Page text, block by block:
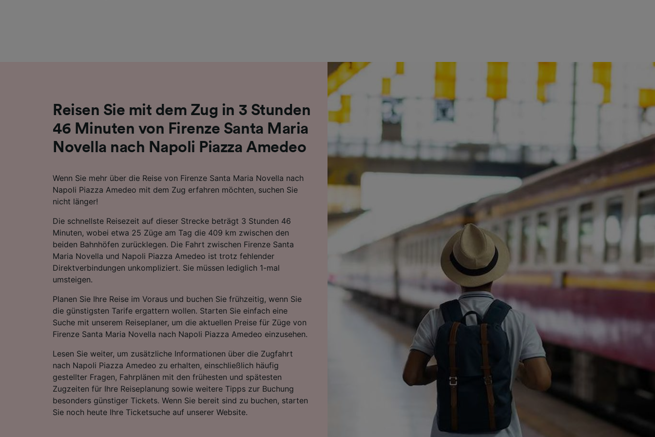
Reisen Sie mit dem Zug in 3 Stunden
46 Minuten von Firenze Santa Maria
Novella nach Napoli Piazza Amedeo
Wenn Sie mehr über die Reise von Firenze Santa Maria Novella nach
Napoli Piazza Amedeo mit dem Zug erfahren möchten, suchen Sie
nicht länger!
Die schnellste Reisezeit auf dieser Strecke beträgt 3 Stunden 46
Minuten, wobei etwa 25 Züge am Tag die 409 km zwischen den
beiden Bahnhöfen zurücklegen. Die Fahrt zwischen Firenze Santa
Maria Novella und Napoli Piazza Amedeo ist trotz fehlender
Direktverbindungen unkompliziert. Sie müssen lediglich 1-mal
umsteigen.
Planen Sie Ihre Reise im Voraus und buchen Sie frühzeitig, wenn Sie
die günstigsten Tarife ergattern wollen. Starten Sie einfach eine
Suche mit unserem Reiseplaner, um die aktuellen Preise für Züge von
Firenze Santa Maria Novella nach Napoli Piazza Amedeo einzusehen.
Lesen Sie weiter, um zusätzliche Informationen über die Zugfahrt
nach Napoli Piazza Amedeo zu erhalten, einschließlich häufig
gestellter Fragen, Fahrplänen mit den frühesten und spätesten
Zugzeiten für Ihre Reiseplanung sowie weitere Tipps zur Buchung
besonders günstiger Tickets. Wenn Sie bereit sind zu buchen, starten
Sie noch heute Ihre Ticketsuche auf unserer Website.